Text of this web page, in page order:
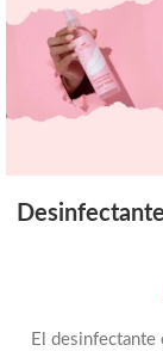
El desinfectante